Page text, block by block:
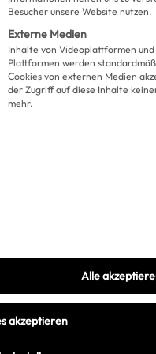
gefunden –
schnell sein!
Besucher unsere Website nutzen.
Externe Medien
Inhalte von Videoplattformen
Plattformen werden
Cookies von externen Medien
der Zugriff auf diese Inhalte
mehr.
Alle
akzeptieren